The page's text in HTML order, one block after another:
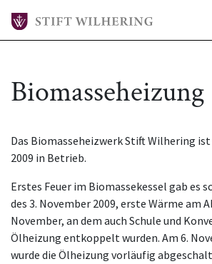
Biomasseheizung
Das Biomasseheizwerk Stift Wilhering
2009 in Betrieb.
Erstes Feuer im Biomassekessel gab es
des 3. November 2009, erste Wärme am
November, an dem auch Schule und
Ölheizung entkoppelt wurden. Am 6.
wurde die Ölheizung vorläufig